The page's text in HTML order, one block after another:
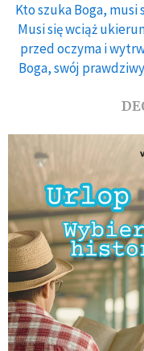
Kto szuka Boga, musi
Musi się wciąż
przed oczyma i
Boga, swój